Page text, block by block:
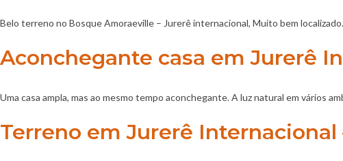
Belo terreno no Bosque Amoraeville – Jurerê internacional, Muito bem
Aconchegante casa em Jurerê
Uma casa ampla, mas ao mesmo tempo aconchegante. A luz natural em vários
Terreno em Jurerê Internacional